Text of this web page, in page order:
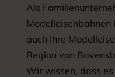
Als
auch Ihre
Region von
Wir wissen, dass